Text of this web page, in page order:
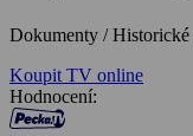
Dokumenty / Historické
Koupit TV online
Hodnocení: